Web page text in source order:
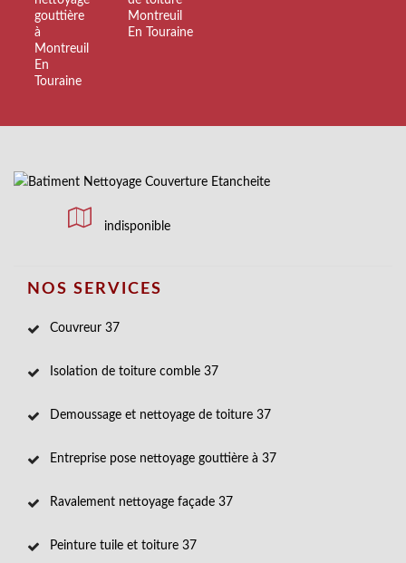
gouttière
à
Montreuil
En
Touraine
Montreuil
En Touraine
indisponible
NOS SERVICES
Couvreur 37
Isolation de toiture comble 37
Demoussage et nettoyage de toiture 37
Entreprise pose nettoyage gouttière à 37
Ravalement nettoyage façade 37
Peinture tuile et toiture 37